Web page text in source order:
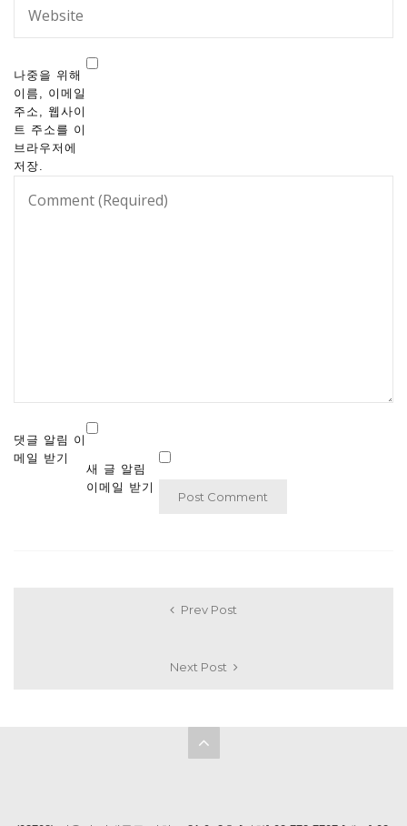
나중을 위해
이름, 이메일
주소, 웹사이
트 주소를 이
브라우저에
저장.
댓글 알림 이
메일 받기
새 글 알림
이메일 받기
Prev Post
Next Post